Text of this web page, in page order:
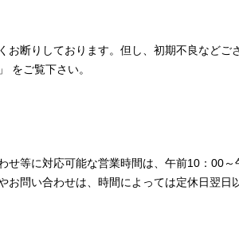
お断りしております。但し、初期不良などご
」 をご覧下さい。
せ等に対応可能な営業時間は、午前10：00～
お問い合わせは、時間によっては定休日翌日